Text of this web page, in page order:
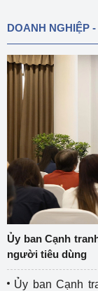
DOANH NGHIỆP
Ủy ban Cạnh
người tiêu dùng
Ủy ban Cạnh